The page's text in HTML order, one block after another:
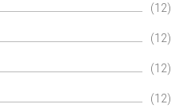
(12)
(12)
(12)
(12)